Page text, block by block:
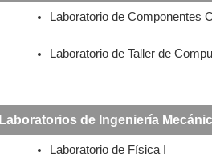
Laboratorio de Componentes
Laboratorio de Taller de
Laboratorios de Ingeniería
Laboratorio de Física I